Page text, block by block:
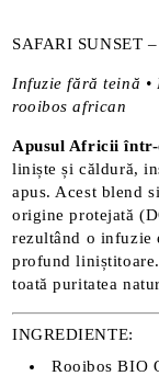
SAFARI SUNSET
Infuzie fără teină •
rooibos african
Apusul Africii într-
liniște și căldură,
apus. Acest blend
origine protejată
rezultând o infuzie
profund
toată puritatea
INGREDIENTE:
Rooibos BIO